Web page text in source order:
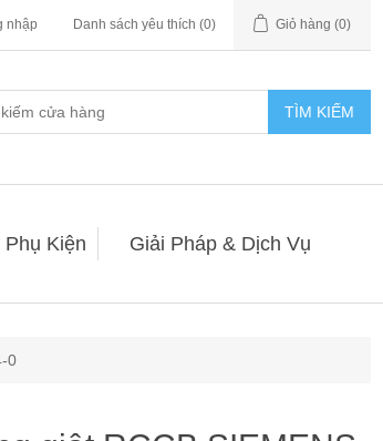
nhập Danh sách yêu thích (0) Giỏ hàng (0)
TÌM KIẾM
Phụ Kiện Giải Pháp & Dịch Vụ
0